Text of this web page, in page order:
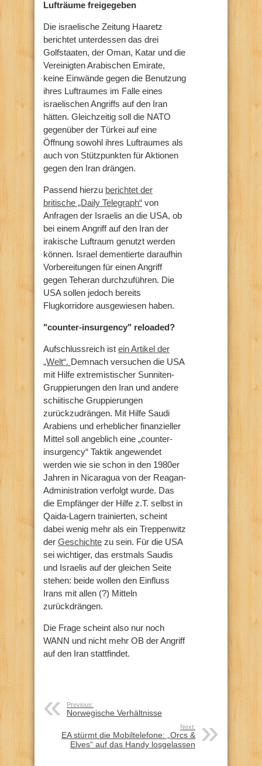
Lufträume freigegeben
Die israelische Zeitung Haaretz
berichtet unterdessen das drei
Golfstaaten, der Oman, Katar und die
Vereinigten Arabischen Emirate,
keine Einwände gegen die Benutzung
ihres Luftraumes im Falle eines
israelischen Angriffs auf den Iran
hätten. Gleichzeitig soll die NATO
gegenüber der Türkei auf eine
Öffnung sowohl ihres Luftraumes als
auch von Stützpunkten für Aktionen
gegen den Iran drängen.
Passend hierzu berichtet der
britische „Daily Telegraph“ von
Anfragen der Israelis an die USA, ob
bei einem Angriff auf den Iran der
irakische Luftraum genutzt werden
können. Israel dementierte daraufhin
Vorbereitungen für einen Angriff
gegen Teheran durchzuführen. Die
USA sollen jedoch bereits
Flugkorridore ausgewiesen haben.
"counter-insurgency" reloaded?
Aufschlussreich ist ein Artikel der
„Welt“. Demnach versuchen die USA
mit Hilfe extremistischer Sunniten-
Gruppierungen den Iran und andere
schiitische Gruppierungen
zurückzudrängen. Mit Hilfe Saudi
Arabiens und erheblicher finanzieller
Mittel soll angeblich eine „counter-
insurgency“ Taktik angewendet
werden wie sie schon in den 1980er
Jahren in Nicaragua von der Reagan-
Administration verfolgt wurde. Das
die Empfänger der Hilfe z.T. selbst in
Qaida-Lagern trainierten, scheint
dabei wenig mehr als ein Treppenwitz
der Geschichte zu sein. Für die USA
sei wichtiger, das erstmals Saudis
und Israelis auf der gleichen Seite
stehen: beide wollen den Einfluss
Irans mit allen (?) Mitteln
zurückdrängen.
Die Frage scheint also nur noch
WANN und nicht mehr OB der Angriff
auf den Iran stattfindet.
Previous:
Norwegische Verhältnisse
Next:
EA stürmt die Mobiltelefone: „Orcs &
Elves“ auf das Handy losgelassen